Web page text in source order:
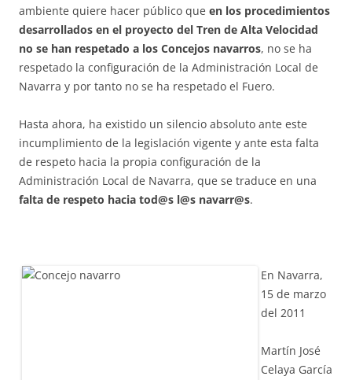
ambiente quiere hacer público que en los procedimientos
desarrollados en el proyecto del Tren de Alta Velocidad
no se han respetado a los Concejos navarros, no se ha
respetado la configuración de la Administración Local de
Navarra y por tanto no se ha respetado el Fuero.
Hasta ahora, ha existido un silencio absoluto ante este
incumplimiento de la legislación vigente y ante esta falta
de respeto hacia la propia configuración de la
Administración Local de Navarra, que se traduce en una
falta de respeto hacia tod@s l@s navarr@s.
En Navarra,
15 de marzo
del 2011
Martín José
Celaya García